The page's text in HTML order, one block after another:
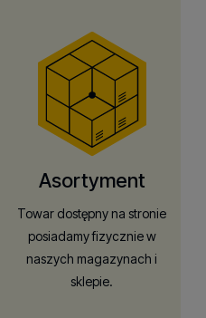
Asortyment
Towar dostępny na stronie
posiadamy fizycznie w
naszych magazynach i
sklepie.